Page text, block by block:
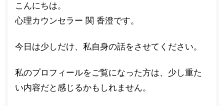
こんにちは。
心理カウンセラー 関 香澄です。
今日は少しだけ、私自身の話をさせてください。
私のプロフィールをご覧になった方は、少し重た
い内容だと感じるかもしれません。